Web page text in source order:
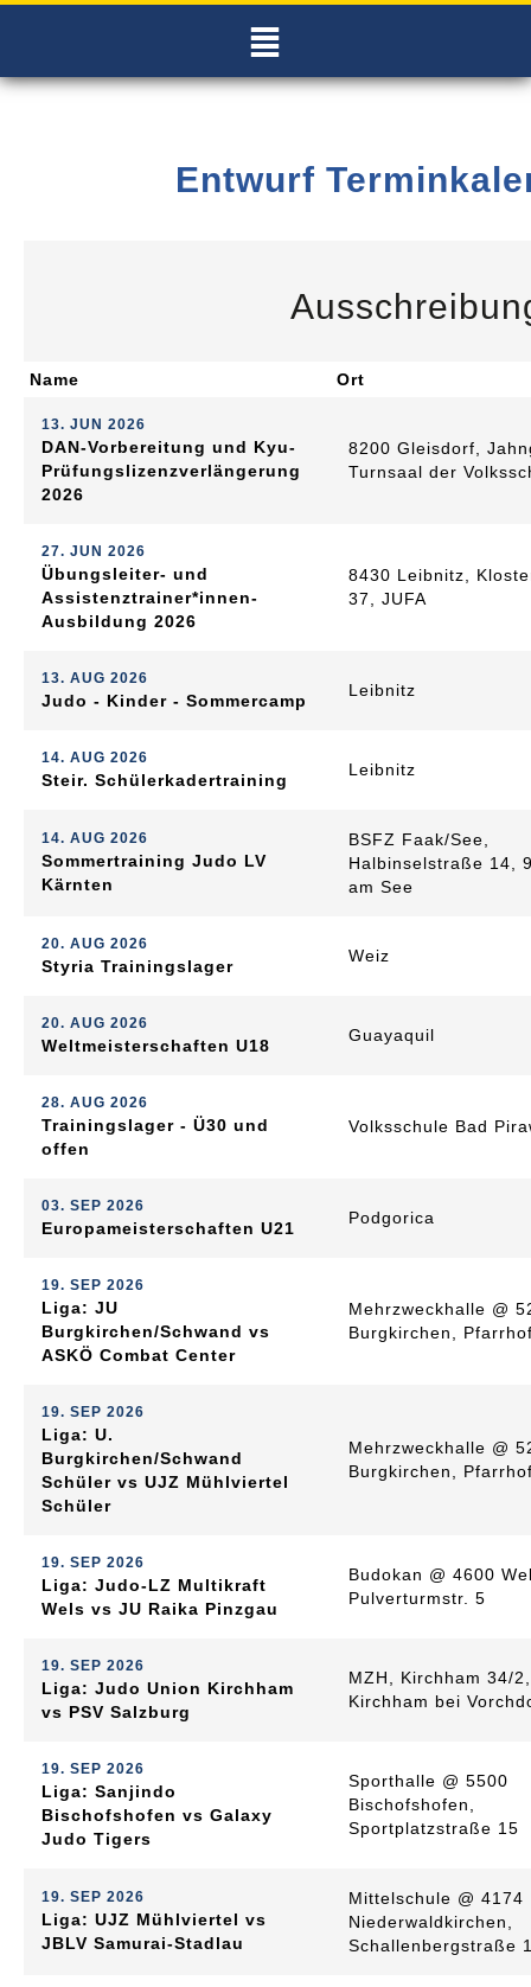
Entwurf
Name Ort
13. JUN 2026
DAN-Vorbereitung und Kyu-
Prüfungslizenzverlängerung
2026
8200 Gleisdorf,
Turnsaal der
27. JUN 2026
Übungsleiter- und
Assistenztrainer*innen-
Ausbildung 2026
8430 Leibnitz,
37, JUFA
13. AUG 2026
Judo - Kinder - Sommercamp
Leibnitz
14. AUG 2026
Steir. Schülerkadertraining
Leibnitz
14. AUG 2026
Sommertraining Judo LV
Kärnten
BSFZ Faak/See,
Halbinselstraße 14,
am See
20. AUG 2026
Styria Trainingslager
Weiz
20. AUG 2026
Weltmeisterschaften U18
Guayaquil
28. AUG 2026
Trainingslager - Ü30 und
offen
Volksschule Bad
03. SEP 2026
Europameisterschaften U21
Podgorica
19. SEP 2026
Liga: JU
Burgkirchen/Schwand vs
ASKÖ Combat Center
Mehrzweckhalle @
Burgkirchen,
19. SEP 2026
Liga: U.
Burgkirchen/Schwand
Schüler vs UJZ Mühlviertel
Schüler
Mehrzweckhalle @
Burgkirchen,
19. SEP 2026
Liga: Judo-LZ Multikraft
Wels vs JU Raika Pinzgau
Budokan @ 4600
Pulverturmstr. 5
19. SEP 2026
Liga: Judo Union Kirchham
vs PSV Salzburg
MZH, Kirchham 34/
Kirchham bei
19. SEP 2026
Liga: Sanjindo
Bischofshofen vs Galaxy
Judo Tigers
Sporthalle @ 5500
Bischofshofen,
Sportplatzstraße 15
19. SEP 2026
Liga: UJZ Mühlviertel vs
JBLV Samurai-Stadlau
Mittelschule @ 4174
Niederwaldkirchen,
Schallenbergstraße